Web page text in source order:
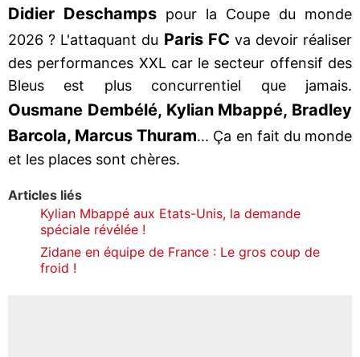
Didier Deschamps pour la Coupe du monde
2026 ? L'attaquant du Paris FC va devoir réaliser
des performances XXL car le secteur offensif des
Bleus est plus concurrentiel que jamais.
Ousmane Dembélé, Kylian Mbappé, Bradley
Barcola, Marcus Thuram... Ça en fait du monde
et les places sont chères.
Articles liés
Kylian Mbappé aux Etats-Unis, la demande
spéciale révélée !
Zidane en équipe de France : Le gros coup de
froid !